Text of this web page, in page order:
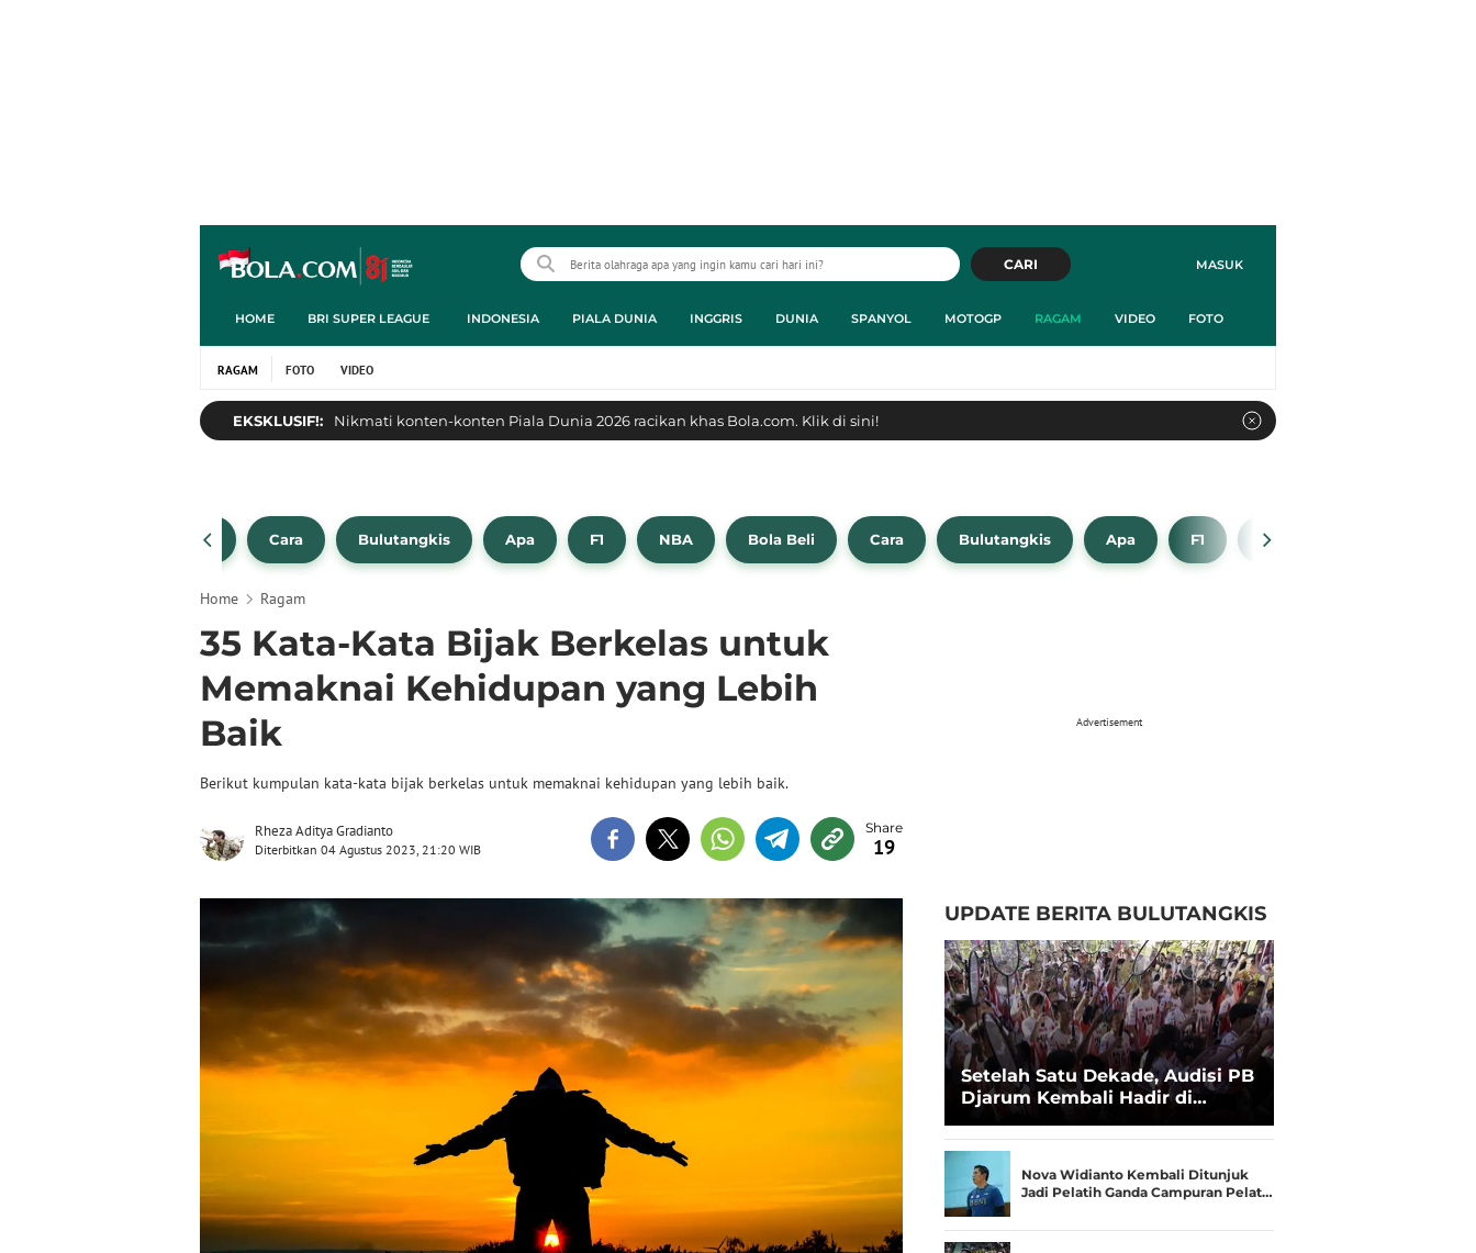
MASUK
CARI
HOME BRI SUPER LEAGUE INDONESIA PIALA DUNIA INGGRIS DUNIA SPANYOL MOTOGP RAGAM VIDEO FOTO
RAGAM FOTO VIDEO
EKSKLUSIF!: Nikmati konten-konten Piala Dunia 2026 racikan khas Bola.com. Klik di sini!
Bola Beli Cara Bulutangkis Apa F1 NBA Bola Beli Cara Bulutangkis Apa F1 NBA
Home Ragam
35 Kata-Kata Bijak Berkelas untuk
Memaknai Kehidupan yang Lebih
Baik
Berikut kumpulan kata-kata bijak berkelas untuk memaknai kehidupan yang lebih baik.
Rheza Aditya Gradianto
Diterbitkan 04 Agustus 2023, 21:20 WIB 19
Advertisement
UPDATE BERITA BULUTANGKIS
Setelah Satu Dekade, Audisi PB
Djarum Kembali Hadir di
Talenta Super
Nova Widianto Kembali Ditunjuk
Jadi Pelatih Ganda Campuran Pelat…